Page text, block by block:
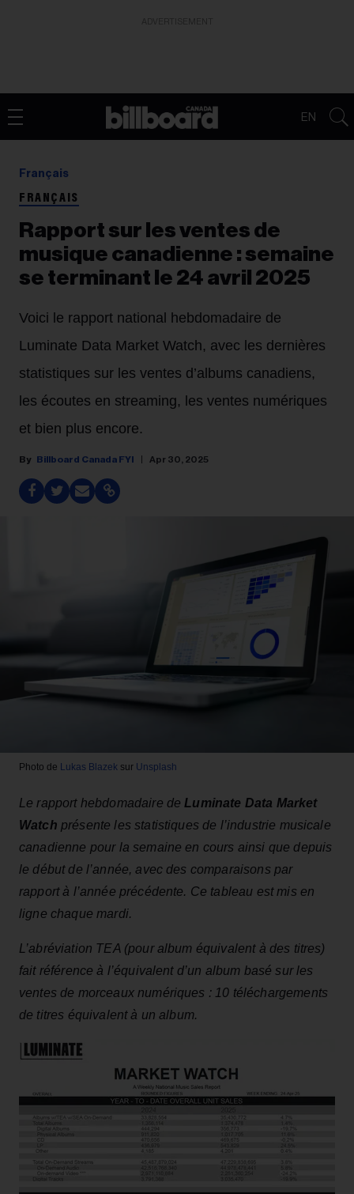
EN
Français
FRANÇAIS
Rapport sur les ventes de
musique canadienne : semaine
se terminant le 24 avril 2025
Voici le rapport national hebdomadaire de
Luminate Data Market Watch, avec les dernières
statistiques sur les ventes d’albums canadiens,
les écoutes en streaming, les ventes numériques
et bien plus encore.
Billboard Canada FYI Apr 30, 2025
Photo de Lukas Blazek sur Unsplash
Le rapport hebdomadaire de Luminate Data Market
Watch présente les statistiques de l’industrie musicale
canadienne pour la semaine en cours ainsi que depuis
le début de l’année, avec des comparaisons par
rapport à l’année précédente. Ce tableau est mis en
ligne chaque mardi.
L’abréviation TEA (pour album équivalent à des titres)
fait référence à l’équivalent d’un album basé sur les
ventes de morceaux numériques : 10 téléchargements
de titres équivalent à un album.